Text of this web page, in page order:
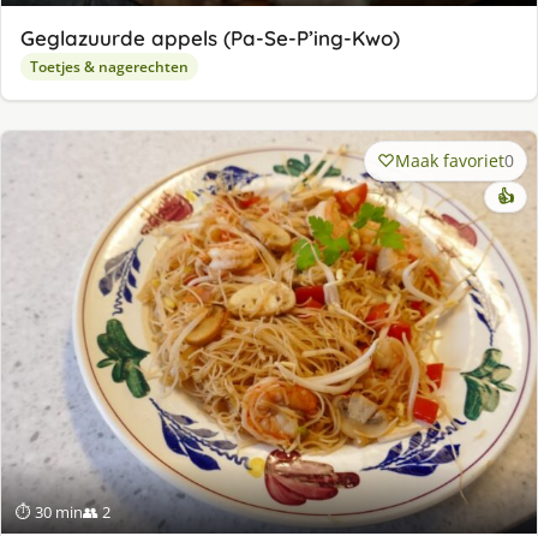
Geglazuurde appels (Pa-Se-P’ing-Kwo)
Toetjes & nagerechten
⏱ 30 min👥 2
Maak favoriet0
👍